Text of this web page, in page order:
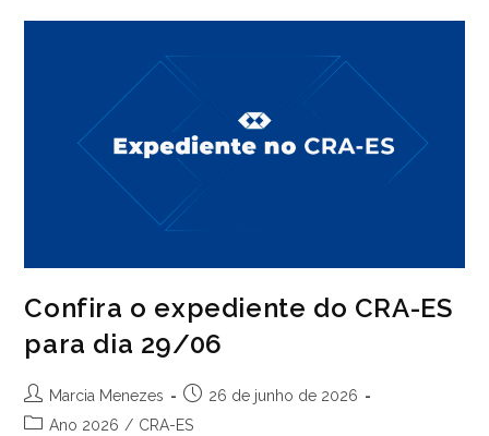
Gerar
Mais
Sua
Empresa?
Confira o expediente do CRA-ES
para dia 29/06
Autor
do
Marcia Menezes
Post
publicado:
26 de junho de 2026
Categoria
Ano 2026 / CRA-ES